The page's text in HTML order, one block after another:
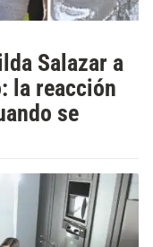
Salazar a
la reacción
se